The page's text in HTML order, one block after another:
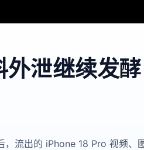
外泄继续发
流出的 iPhone 18 Pro 视频、